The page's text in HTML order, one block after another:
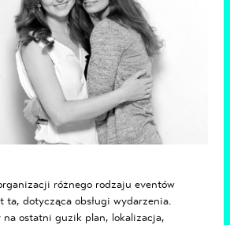
różnego rodzaju eventów
ta, dotycząca obsługi wydarzenia.
na ostatni guzik plan, lokalizacja,